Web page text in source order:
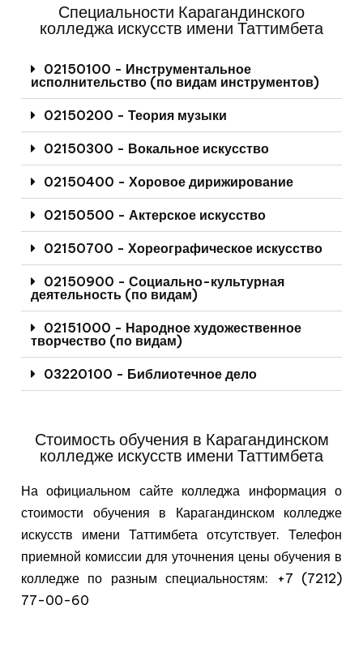
Специальности Карагандинского
колледжа искусств имени Таттимбета
02150100 - Инструментальное
исполнительство (по видам инструментов)
02150200 - Теория музыки
02150300 - Вокальное искусство
02150400 - Хоровое дирижирование
02150500 - Актерское искусство
02150700 - Хореографическое искусство
02150900 - Социально-культурная
деятельность (по видам)
02151000 - Народное художественное
творчество (по видам)
03220100 - Библиотечное дело
Стоимость обучения в Карагандинском
колледже искусств имени Таттимбета
На официальном сайте колледжа информация о
стоимости обучения в Карагандинском колледже
искусств имени Таттимбета отсутствует. Телефон
приемной комиссии для уточнения цены обучения в
колледже по разным специальностям: +7 (7212)
77-00-60